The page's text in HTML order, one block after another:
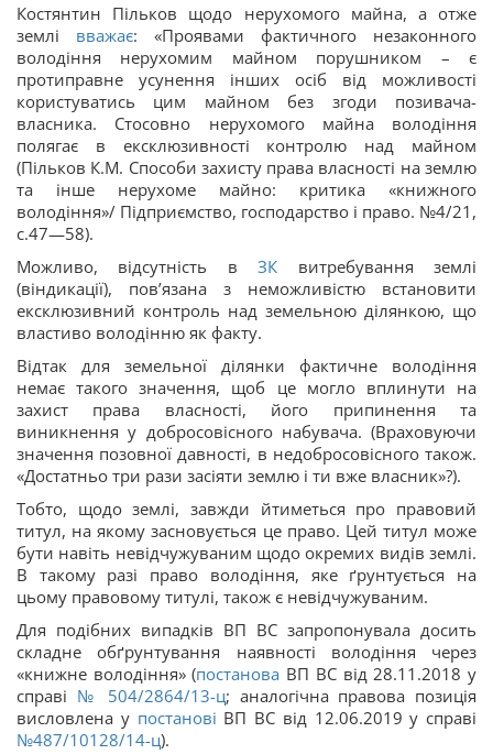
Костянтин Пільков щодо нерухомого майна, а отже
землі вважає: «Проявами фактичного незаконного
володіння нерухомим майном порушником – є
протиправне усунення інших осіб від можливості
користуватись цим майном без згоди позивача-
власника. Стосовно нерухомого майна володіння
полягає в ексклюзивності контролю над майном
(Пільков К.М. Способи захисту права власності на землю
та інше нерухоме майно: критика «книжного
володіння»/ Підприємство, господарство і право. №4/21,
с.47—58).
Можливо, відсутність вЗК витребування землі
(віндикації), пов’язана з неможливістю встановити
ексклюзивний контроль над земельною ділянкою, що
властиво володінню як факту.
Відтак для земельної ділянки фактичне володіння
немає такого значення, щоб це могло вплинути на
захист права власності, його припинення та
виникнення у добросовісного набувача. (Враховуючи
значення позовної давності, в недобросовісного також.
«Достатньо три рази засіяти землю і ти вже власник»?).
Тобто, щодо землі, завжди йтиметься про правовий
титул, на якому засновується це право. Цей титул може
бути навіть невідчужуваним щодо окремих видів землі.
В такому разі право володіння, яке ґрунтується на
цьому правовому титулі, також є невідчужуваним.
Для подібних випадків ВП ВС запропонувала досить
складне обґрунтування наявності володіння через
«книжне володіння» (постанова ВП ВС від 28.11.2018 у
справі № 504/2864/13-ц; аналогічна правова позиція
висловлена у постанові ВП ВС від 12.06.2019 у справі
№487/10128/14-ц).